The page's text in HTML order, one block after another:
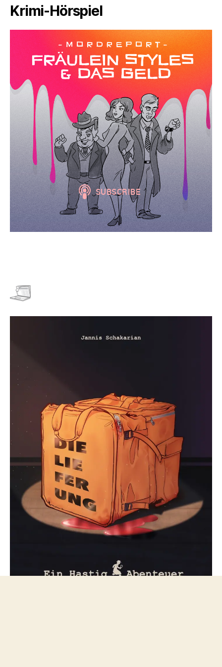
Krimi-Hörspiel